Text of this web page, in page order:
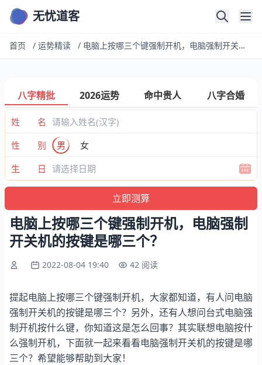
无忧道客
首页 / 运势精读 / 电脑上按哪三个键强制开机，电脑强制开关机的按键是哪三个？
八字精批 2026运势 命中贵人 八字合婚
姓 名
性 别
男
女
生 日
电脑上按哪三个键强制开机，电脑强制
开关机的按键是哪三个？
2022-08-04 19:40 42 阅读
提起电脑上按哪三个键强制开机，大家都知道，有人问电脑
强制开关机的按键是哪三个？另外，还有人想问台式电脑强
制开机按什么键，你知道这是怎么回事？其实联想电脑按什
么强制开机，下面就一起来看看电脑强制开关机的按键是哪
三个？希望能够帮助到大家！